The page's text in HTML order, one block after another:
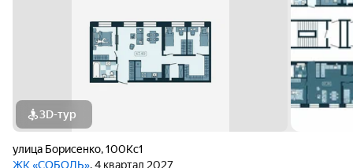
3D-тур
улица Борисенко,100Кс1
ЖК «СОБОЛЬ», 4 квартал 2027